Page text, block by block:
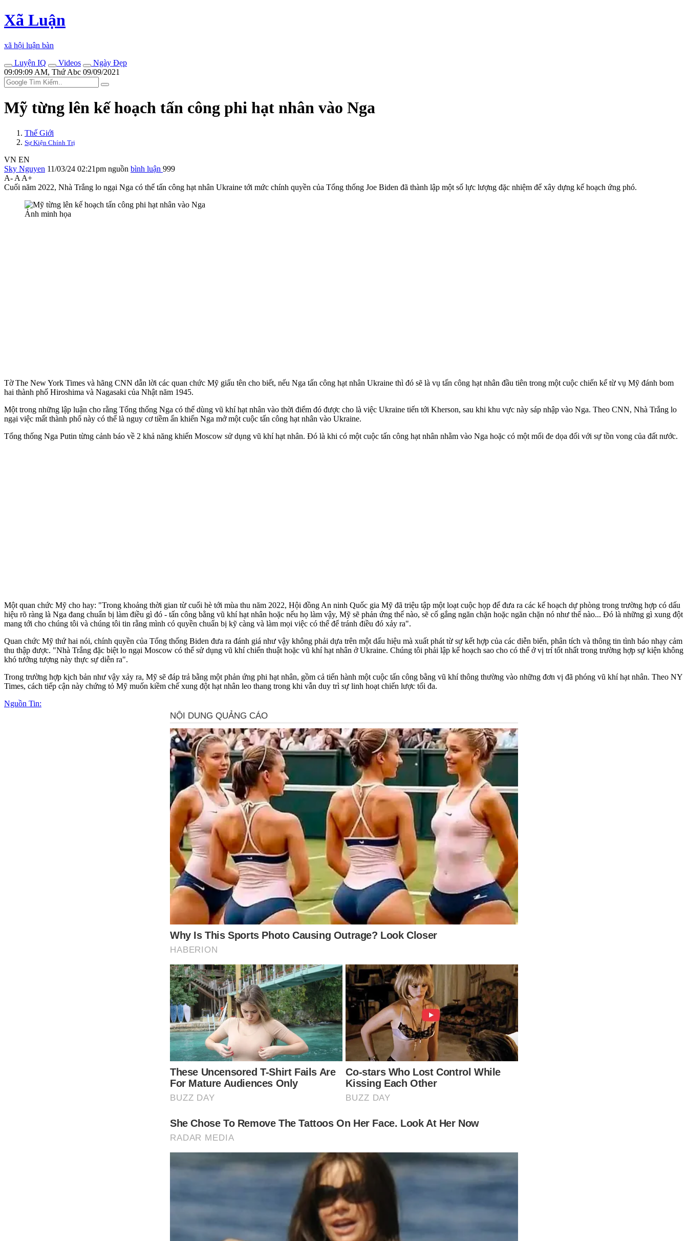
Xã Luận
xã hội luận bàn
Luyện IQ
Videos
Ngày Đẹp
09:09:09 AM, Thứ Abc 09/09/2021
Mỹ từng lên kế hoạch tấn công phi hạt nhân vào Nga
Thế Giới
Sự Kiện Chính Trị
VN EN
Sky Nguyen 11/03/24 02:21pm nguồn bình luận 999
A- A A+
Cuối năm 2022, Nhà Trắng lo ngại Nga có thể tấn công hạt nhân Ukraine tới mức chính quyền của Tổng thống Joe Biden đã thành lập một số lực lượng đặc nhiệm để xây dựng kế hoạch ứng phó.
Ảnh minh họa
Tờ The New York Times và hãng CNN dẫn lời các quan chức Mỹ giấu tên cho biết, nếu Nga tấn công hạt nhân Ukraine thì đó sẽ là vụ tấn công hạt nhân đầu tiên trong một cuộc chiến kể từ vụ Mỹ đánh bom
hai thành phố Hiroshima và Nagasaki của Nhật năm 1945.
Một trong những lập luận cho rằng Tổng thống Nga có thể dùng vũ khí hạt nhân vào thời điểm đó được cho là việc Ukraine tiến tới Kherson, sau khi khu vực này sáp nhập vào Nga. Theo CNN, Nhà Trắng lo
ngại việc mất thành phố này có thể là nguy cơ tiềm ẩn khiến Nga mở một cuộc tấn công hạt nhân vào Ukraine.
Tổng thống Nga Putin từng cảnh báo về 2 khả năng khiến Moscow sử dụng vũ khí hạt nhân. Đó là khi có một cuộc tấn công hạt nhân nhằm vào Nga hoặc có một mối đe dọa đối với sự tồn vong của đất nước.
Một quan chức Mỹ cho hay: "Trong khoảng thời gian từ cuối hè tới mùa thu năm 2022, Hội đồng An ninh Quốc gia Mỹ đã triệu tập một loạt cuộc họp để đưa ra các kế hoạch dự phòng trong trường hợp có dấu
hiệu rõ ràng là Nga đang chuẩn bị làm điều gì đó - tấn công bằng vũ khí hạt nhân hoặc nếu họ làm vậy, Mỹ sẽ phản ứng thế nào, sẽ cố gắng ngăn chặn hoặc ngăn chặn nó như thế nào... Đó là những gì xung đột
mang tới cho chúng tôi và chúng tôi tin rằng mình có quyền chuẩn bị kỹ càng và làm mọi việc có thể để tránh điều đó xảy ra".
Quan chức Mỹ thứ hai nói, chính quyền của Tổng thống Biden đưa ra đánh giá như vậy không phải dựa trên một dấu hiệu mà xuất phát từ sự kết hợp của các diễn biến, phân tích và thông tin tình báo nhạ‌y cả‌m
thu thập được. "Nhà Trắng đặc biệt lo ngại Moscow có thể sử dụng vũ khí chiến thuật hoặc vũ khí hạt nhân ở Ukraine. Chúng tôi phải lập kế hoạch sao cho có thể ở vị trí tốt nhất trong trường hợp sự kiện không
khó tưởng tượng này thực sự diễn ra".
Trong trường hợp kịch bản như vậy xảy ra, Mỹ sẽ đáp trả bằng một phản ứng phi hạt nhân, gồm cả tiến hành một cuộc tấn công bằng vũ khí thông thường vào những đơn vị đã phóng vũ khí hạt nhân. Theo NY
Times, cách tiếp cận này chứng tỏ Mỹ muốn kiềm chế xung đột hạt nhân leo thang trong khi vẫn duy trì sự linh hoạt chiến lược tối đa.
Nguồn Tin: